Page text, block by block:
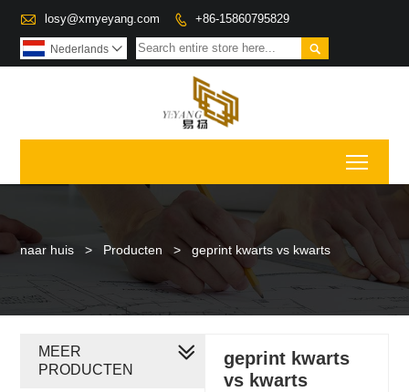
 losy@xmyeyang.com  +86-15860795829

Nederlands 
naar huis > Producten > geprint kwarts vs kwarts
geprint kwarts
vs kwarts
MEER
PRODUCTEN